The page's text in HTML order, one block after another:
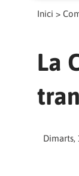
Inici >
La
Dimarts,